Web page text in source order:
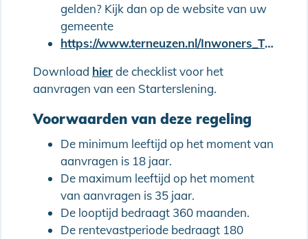
gelden? Kijk dan op de website van uw
gemeente
https://www.terneuzen.nl/Inwoners_Terneuzen/Wonen/Starterslening
Download hierde checklist voor het
aanvragen van een Starterslening.
Voorwaarden van deze regeling
De minimum leeftijd op het moment van
aanvragen is 18 jaar.
De maximum leeftijd op het moment
van aanvragen is 35 jaar.
De looptijd bedraagt 360 maanden.
De rentevastperiode bedraagt 180